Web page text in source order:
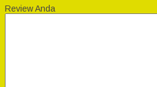
Review Anda